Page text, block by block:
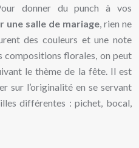
donner du punch à vos
une salle de mariage, rien ne
des couleurs et une note
compositions florales, on peut
le thème de la fête. Il est
sur l’originalité en se servant
différentes : pichet, bocal,